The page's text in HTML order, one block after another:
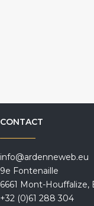
CONTACT
info@ardenneweb.eu
9e Fontenaille
6661 Mont-Houffalize,
+32 (0)61 288 304